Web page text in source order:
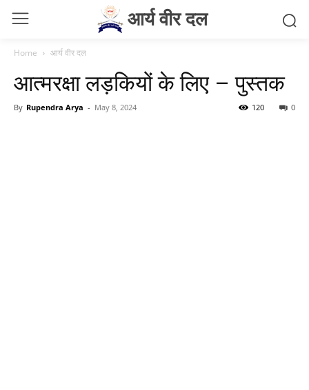
आर्य वीर दल
Home आर्य वीर दल
आत्मरक्षा लड़कियों के लिए – पुस्तक
By Rupendra Arya - May 8, 2024 0
120